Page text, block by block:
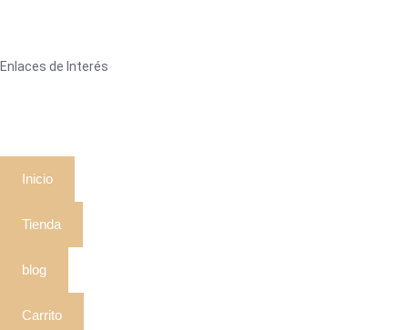
Enlaces de Interés
Inicio
Tienda
blog
Carrito